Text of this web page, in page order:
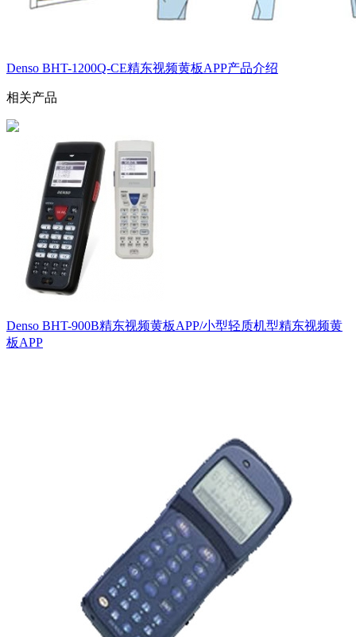
Denso BHT-1200Q-CE精东视频黄板APP产品介绍
相关产品
Denso BHT-900B精东视频黄板APP/小型轻质机型精东视频黄
板APP